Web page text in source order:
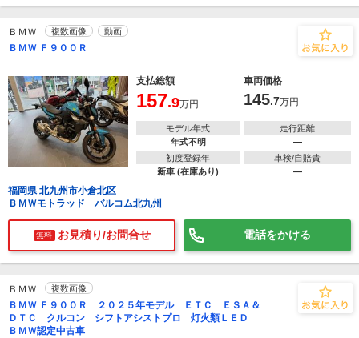
ＢＭＷ 複数画像 動画
ＢＭＷ Ｆ９００Ｒ
支払総額 車両価格
157.9万円 145.7万円
モデル年式
年式不明
走行距離
―
初度登録年
新車 (在庫あり)
車検/自賠責
―
福岡県 北九州市小倉北区
ＢＭＷモトラッド バルコム北九州
無料 お見積り/お問合せ 電話をかける
ＢＭＷ 複数画像
ＢＭＷ Ｆ９００Ｒ ２０２５年モデル ＥＴＣ ＥＳＡ＆
ＤＴＣ クルコン シフトアシストプロ 灯火類ＬＥＤ
ＢＭＷ認定中古車